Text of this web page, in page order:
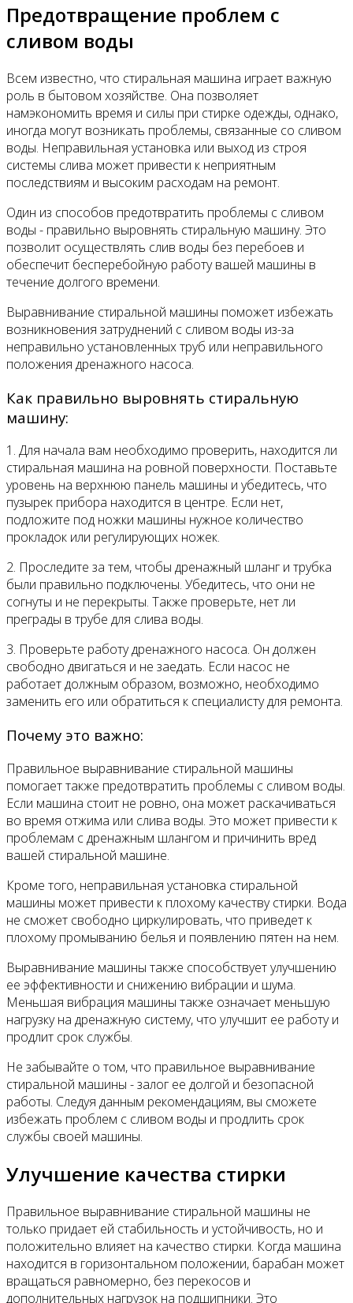
Предотвращение проблем с
сливом воды
Всем известно, что стиральная машина играет важную
роль в бытовом хозяйстве. Она позволяет
намэкономить время и силы при стирке одежды, однако,
иногда могут возникать проблемы, связанные со сливом
воды. Неправильная установка или выход из строя
системы слива может привести к неприятным
последствиям и высоким расходам на ремонт.
Один из способов предотвратить проблемы с сливом
воды - правильно выровнять стиральную машину. Это
позволит осуществлять слив воды без перебоев и
обеспечит бесперебойную работу вашей машины в
течение долгого времени.
Выравнивание стиральной машины поможет избежать
возникновения затруднений с сливом воды из-за
неправильно установленных труб или неправильного
положения дренажного насоса.
Как правильно выровнять стиральную
машину:
1. Для начала вам необходимо проверить, находится ли
стиральная машина на ровной поверхности. Поставьте
уровень на верхнюю панель машины и убедитесь, что
пузырек прибора находится в центре. Если нет,
подложите под ножки машины нужное количество
прокладок или регулирующих ножек.
2. Проследите за тем, чтобы дренажный шланг и трубка
были правильно подключены. Убедитесь, что они не
согнуты и не перекрыты. Также проверьте, нет ли
преграды в трубе для слива воды.
3. Проверьте работу дренажного насоса. Он должен
свободно двигаться и не заедать. Если насос не
работает должным образом, возможно, необходимо
заменить его или обратиться к специалисту для ремонта.
Почему это важно:
Правильное выравнивание стиральной машины
помогает также предотвратить проблемы с сливом воды.
Если машина стоит не ровно, она может раскачиваться
во время отжима или слива воды. Это может привести к
проблемам с дренажным шлангом и причинить вред
вашей стиральной машине.
Кроме того, неправильная установка стиральной
машины может привести к плохому качеству стирки. Вода
не сможет свободно циркулировать, что приведет к
плохому промыванию белья и появлению пятен на нем.
Выравнивание машины также способствует улучшению
ее эффективности и снижению вибрации и шума.
Меньшая вибрация машины также означает меньшую
нагрузку на дренажную систему, что улучшит ее работу и
продлит срок службы.
Не забывайте о том, что правильное выравнивание
стиральной машины - залог ее долгой и безопасной
работы. Следуя данным рекомендациям, вы сможете
избежать проблем с сливом воды и продлить срок
службы своей машины.
Улучшение качества стирки
Правильное выравнивание стиральной машины не
только придает ей стабильность и устойчивость, но и
положительно влияет на качество стирки. Когда машина
находится в горизонтальном положении, барабан может
вращаться равномерно, без перекосов и
дополнительных нагрузок на подшипники. Это